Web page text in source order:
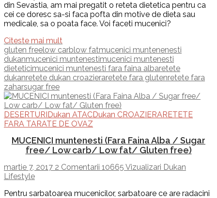
din Sevastia, am mai pregatit o reteta dietetica pentru ca
cei ce doresc sa-si faca pofta din motive de dieta sau
medicale, sa o poata face. Voi faceti mucenici?
Citeste mai mult
gluten freelow carblow fatmucenici muntenenesti
dukanmucenici muntenestimucenici muntenesti
dieteticimucenici muntenesti fara faina albaretete
dukanretete dukan croazieraretete fara glutenretete fara
zaharsugar free
DESERTURI Dukan ATACDukan CROAZIERARETETE
FARA TARATE DE OVAZ
MUCENICI muntenesti (Fara Faina Alba / Sugar
free/ Low carb/ Low fat/ Gluten free)
martie 7, 2017 2 Comentarii 10665 Vizualizari Dukan
Lifestyle
Pentru sarbatoarea mucenicilor, sarbatoare ce are rada­cini